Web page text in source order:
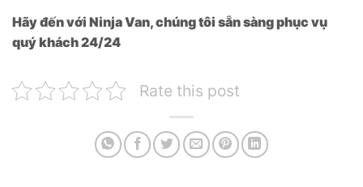
Hãy đến với Ninja Van, chúng tôi sẵn sàng phục vụ
quý khách 24/24
Rate this post